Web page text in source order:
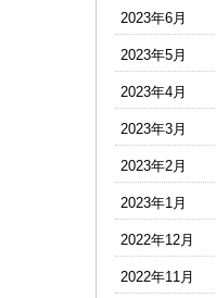
2023年6月
2023年5月
2023年4月
2023年3月
2023年2月
2023年1月
2022年12月
2022年11月